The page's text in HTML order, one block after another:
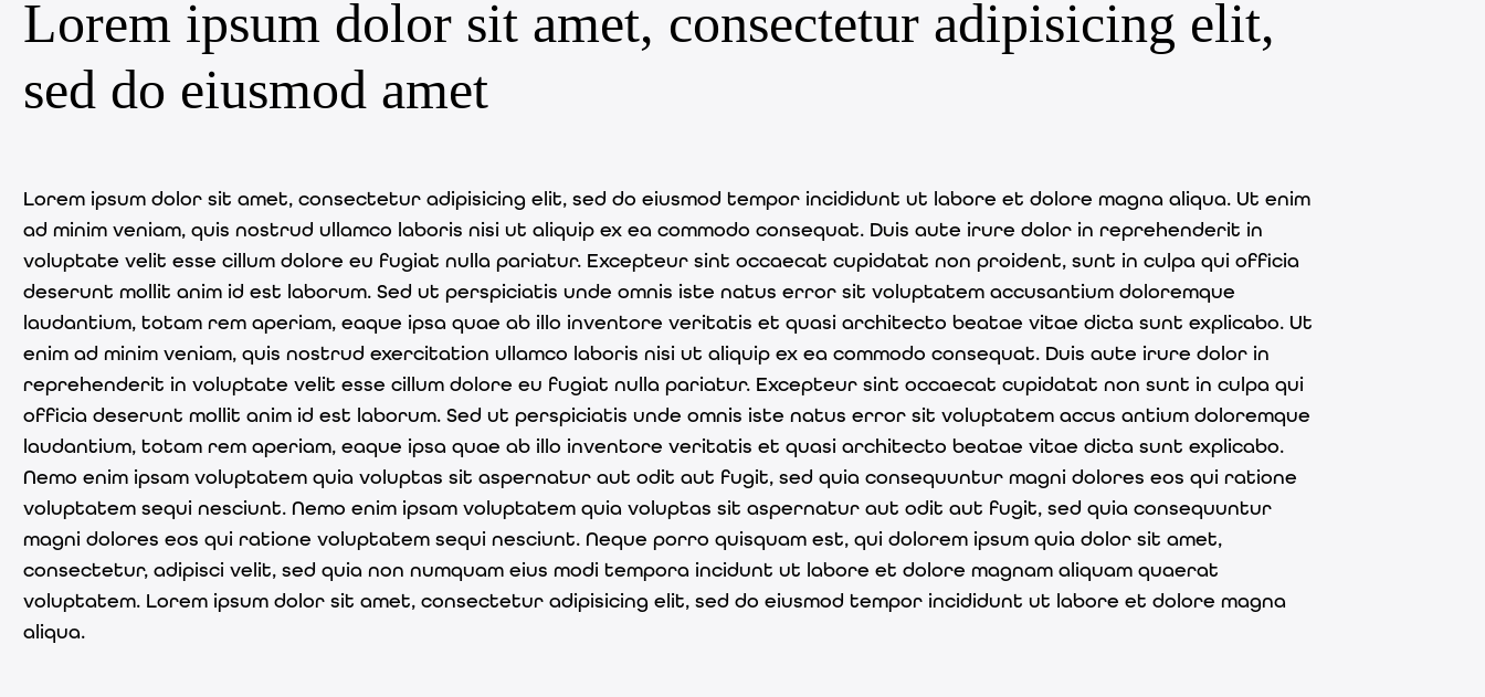
Lorem ipsum dolor sit amet, consectetur adipisicing elit,
sed do eiusmod amet
Lorem ipsum dolor sit amet, consectetur adipisicing elit, sed do eiusmod tempor incididunt ut labore et dolore magna aliqua. Ut enim
ad minim veniam, quis nostrud ullamco laboris nisi ut aliquip ex ea commodo consequat. Duis aute irure dolor in reprehenderit in
voluptate velit esse cillum dolore eu fugiat nulla pariatur. Excepteur sint occaecat cupidatat non proident, sunt in culpa qui officia
deserunt mollit anim id est laborum. Sed ut perspiciatis unde omnis iste natus error sit voluptatem accusantium doloremque
laudantium, totam rem aperiam, eaque ipsa quae ab illo inventore veritatis et quasi architecto beatae vitae dicta sunt explicabo. Ut
enim ad minim veniam, quis nostrud exercitation ullamco laboris nisi ut aliquip ex ea commodo consequat. Duis aute irure dolor in
reprehenderit in voluptate velit esse cillum dolore eu fugiat nulla pariatur. Excepteur sint occaecat cupidatat non sunt in culpa qui
officia deserunt mollit anim id est laborum. Sed ut perspiciatis unde omnis iste natus error sit voluptatem accus antium doloremque
laudantium, totam rem aperiam, eaque ipsa quae ab illo inventore veritatis et quasi architecto beatae vitae dicta sunt explicabo.
Nemo enim ipsam voluptatem quia voluptas sit aspernatur aut odit aut fugit, sed quia consequuntur magni dolores eos qui ratione
voluptatem sequi nesciunt. Nemo enim ipsam voluptatem quia voluptas sit aspernatur aut odit aut fugit, sed quia consequuntur
magni dolores eos qui ratione voluptatem sequi nesciunt. Neque porro quisquam est, qui dolorem ipsum quia dolor sit amet,
consectetur, adipisci velit, sed quia non numquam eius modi tempora incidunt ut labore et dolore magnam aliquam quaerat
voluptatem. Lorem ipsum dolor sit amet, consectetur adipisicing elit, sed do eiusmod tempor incididunt ut labore et dolore magna
aliqua.